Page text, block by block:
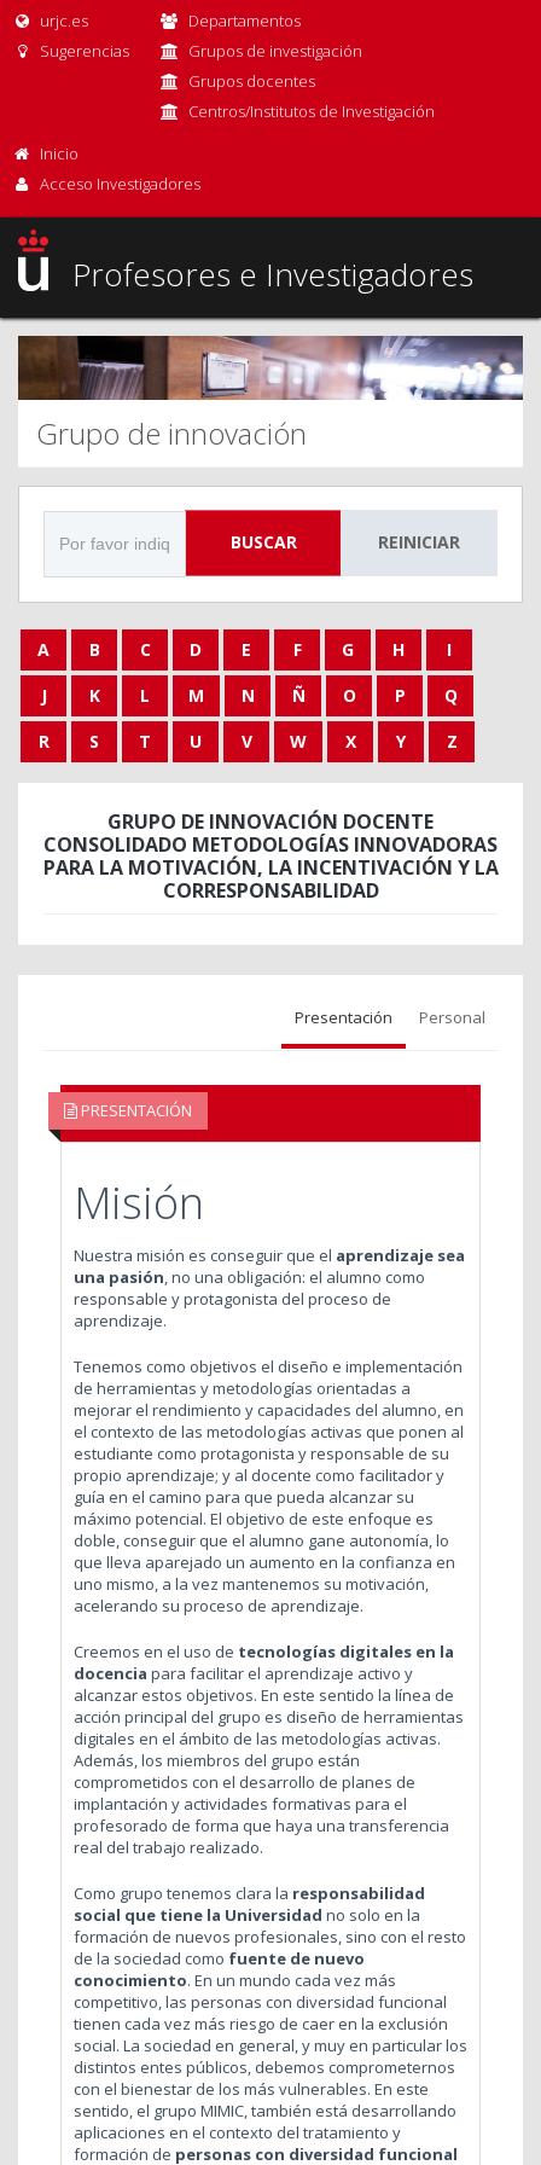
urjc.es
Sugerencias
Departamentos
Grupos de investigación
Grupos docentes
Centros/Institutos de Investigación
Inicio
Acceso Investigadores
Profesores e Investigadores
Grupo de innovación
BUSCAR REINICIAR
A B C D E F G H
I
J
K L M N Ñ O P
Q
R
S T U V W X Y Z
GRUPO DE INNOVACIÓN DOCENTE
CONSOLIDADO METODOLOGÍAS INNOVADORAS
PARA LA MOTIVACIÓN, LA INCENTIVACIÓN Y LA
CORRESPONSABILIDAD
Presentación Personal
PRESENTACIÓN
Misión
Nuestra misión es conseguir que el aprendizaje sea
una pasión, no una obligación: el alumno como
responsable y protagonista del proceso de
aprendizaje.
Tenemos como objetivos el diseño e implementación
de herramientas y metodologías orientadas a
mejorar el rendimiento y capacidades del alumno, en
el contexto de las metodologías activas que ponen al
estudiante como protagonista y responsable de su
propio aprendizaje; y al docente como facilitador y
guía en el camino para que pueda alcanzar su
máximo potencial. El objetivo de este enfoque es
doble, conseguir que el alumno gane autonomía, lo
que lleva aparejado un aumento en la confianza en
uno mismo, a la vez mantenemos su motivación,
acelerando su proceso de aprendizaje.
Creemos en el uso de tecnologías digitales en la
docencia para facilitar el aprendizaje activo y
alcanzar estos objetivos. En este sentido la línea de
acción principal del grupo es diseño de herramientas
digitales en el ámbito de las metodologías activas.
Además, los miembros del grupo están
comprometidos con el desarrollo de planes de
implantación y actividades formativas para el
profesorado de forma que haya una transferencia
real del trabajo realizado.
Como grupo tenemos clara la responsabilidad
social que tiene la Universidad no solo en la
formación de nuevos profesionales, sino con el resto
de la sociedad como fuente de nuevo
conocimiento. En un mundo cada vez más
competitivo, las personas con diversidad funcional
tienen cada vez más riesgo de caer en la exclusión
social. La sociedad en general, y muy en particular los
distintos entes públicos, debemos comprometernos
con el bienestar de los más vulnerables. En este
sentido, el grupo MIMIC, también está desarrollando
aplicaciones en el contexto del tratamiento y
formación de personas con diversidad funcional